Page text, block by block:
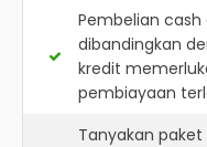
Pembelian
dibandingkan
kredit
pembiayaan
Tanyakan